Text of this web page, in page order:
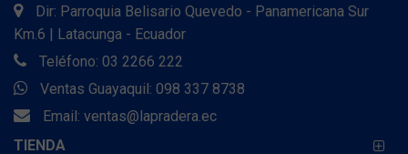
Dir: Parroquia Belisario Quevedo - Panamericana Sur
Km.6 | Latacunga - Ecuador
Teléfono: 03 2266 222
Ventas Guayaquil: 098 337 8738
Email: ventas@lapradera.ec
TIENDA